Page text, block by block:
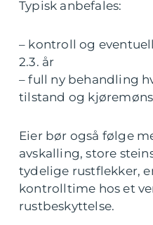
Typisk anbefales:
– kontroll og
2.3. år
– full ny behandling
tilstand og
Eier bør også følge
avskalling, store
tydelige rustflekker,
kontrolltime hos et
rustbeskyttelse.